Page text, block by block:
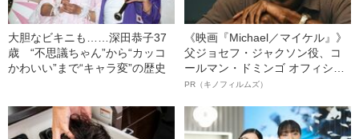
大胆なビキニも……深田恭子37
歳 “不思議ちゃん”から“カッコ
かわいい”まで“キャラ変”の歴史
《映画『Michael／マイケル』》
父ジョセフ・ジャクソン役、コ
ールマン・ドミンゴ オフィシャ
ルインタビュー“観客を魅了した
語る”《日本興収70億円突破》
PR（キノフィルムズ）